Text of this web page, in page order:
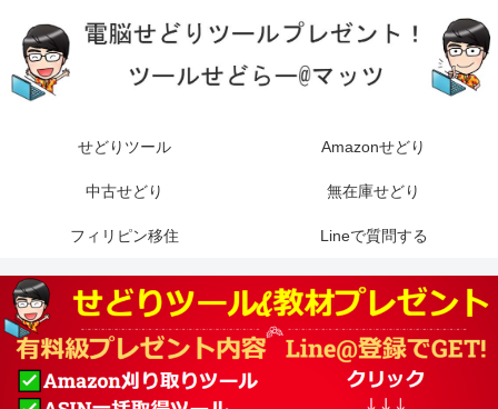
せどりツール Amazonせどり
中古せどり 無在庫せどり
フィリピン移住 Lineで質問する